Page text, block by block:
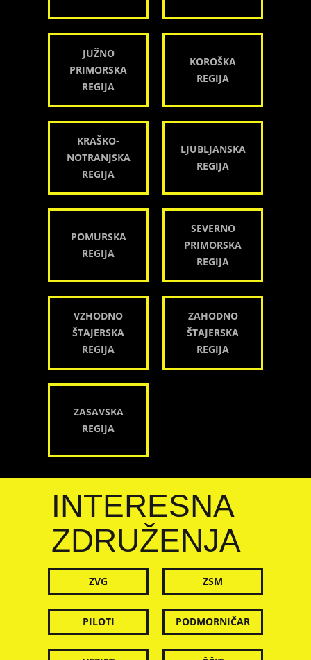
JUŽNO
PRIMORSKA
REGIJA
KOROŠKA
REGIJA
KRAŠKO-
NOTRANJSKA
REGIJA
LJUBLJANSKA
REGIJA
POMURSKA
REGIJA
SEVERNO
PRIMORSKA
REGIJA
VZHODNO
ŠTAJERSKA
REGIJA
ZAHODNO
ŠTAJERSKA
REGIJA
ZASAVSKA
REGIJA
INTERESNA
ZDRUŽENJA
ZVG ZSM
PILOTI PODMORNIČAR